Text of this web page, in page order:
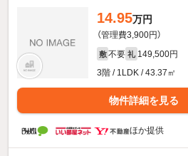
14.95万円
（管理費3,900円）
敷 不要 礼 149,500円
3階 / 1LDK / 43.37㎡
物件詳細を見る
ほか提供